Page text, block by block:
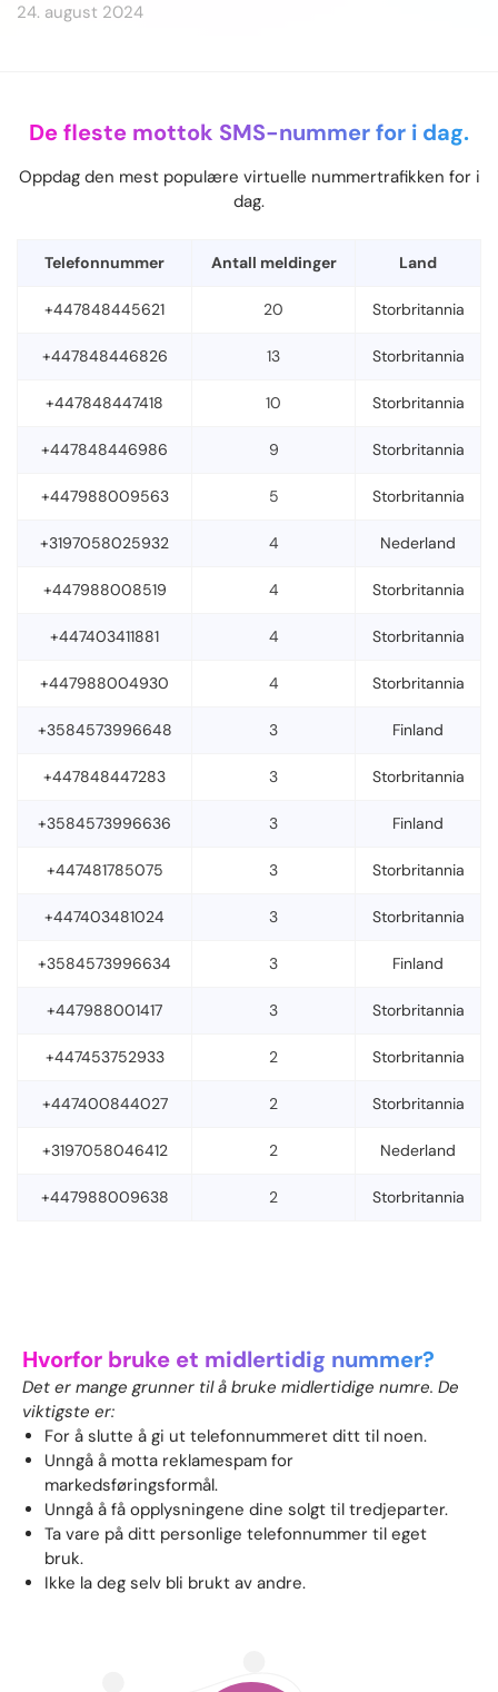
24. august 2024
De fleste mottok SMS-nummer for i dag.
Oppdag den mest populære virtuelle nummertrafikken for i
dag.
Telefonnummer Antall meldinger Land
+447848445621 20 Storbritannia
+447848446826 13 Storbritannia
+447848447418 10 Storbritannia
+447848446986 9 Storbritannia
+447988009563 5 Storbritannia
+3197058025932 4 Nederland
+447988008519 4 Storbritannia
+447403411881 4 Storbritannia
+447988004930 4 Storbritannia
+3584573996648 3 Finland
+447848447283 3 Storbritannia
+3584573996636 3 Finland
+447481785075 3 Storbritannia
+447403481024 3 Storbritannia
+3584573996634 3 Finland
+447988001417 3 Storbritannia
+447453752933 2 Storbritannia
+447400844027 2 Storbritannia
+3197058046412 2 Nederland
+447988009638 2 Storbritannia
Hvorfor bruke et midlertidig nummer?
Det er mange grunner til å bruke midlertidige numre. De
viktigste er:
For å slutte å gi ut telefonnummeret ditt til noen.
Unngå å motta reklamespam for
markedsføringsformål.
Unngå å få opplysningene dine solgt til tredjeparter.
Ta vare på ditt personlige telefonnummer til eget
bruk.
Ikke la deg selv bli brukt av andre.